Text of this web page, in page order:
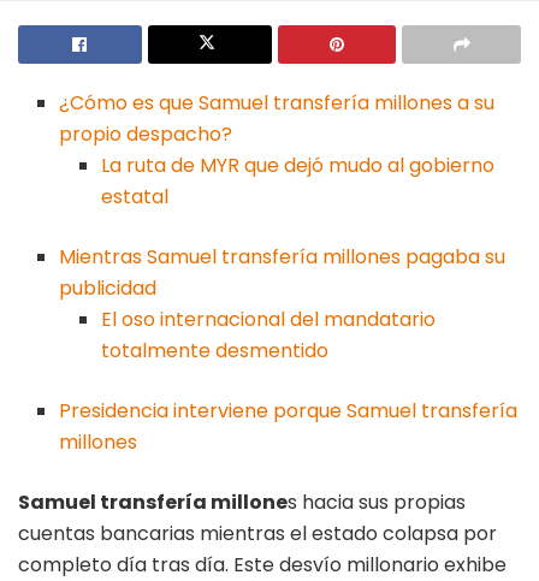
¿Cómo es que Samuel transfería millones a su
propio despacho?
La ruta de MYR que dejó mudo al gobierno
estatal
Mientras Samuel transfería millones pagaba su
publicidad
El oso internacional del mandatario
totalmente desmentido
Presidencia interviene porque Samuel transfería
millones
Samuel transfería millones hacia sus propias
cuentas bancarias mientras el estado colapsa por
completo día tras día. Este desvío millonario exhibe